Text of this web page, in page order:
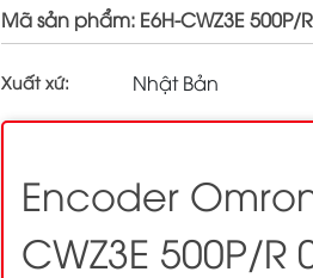
Mã sản phẩm: E6H-CWZ3E 500P/
Xuất xứ: Nhật Bản
Encoder
CWZ3E 500P/R